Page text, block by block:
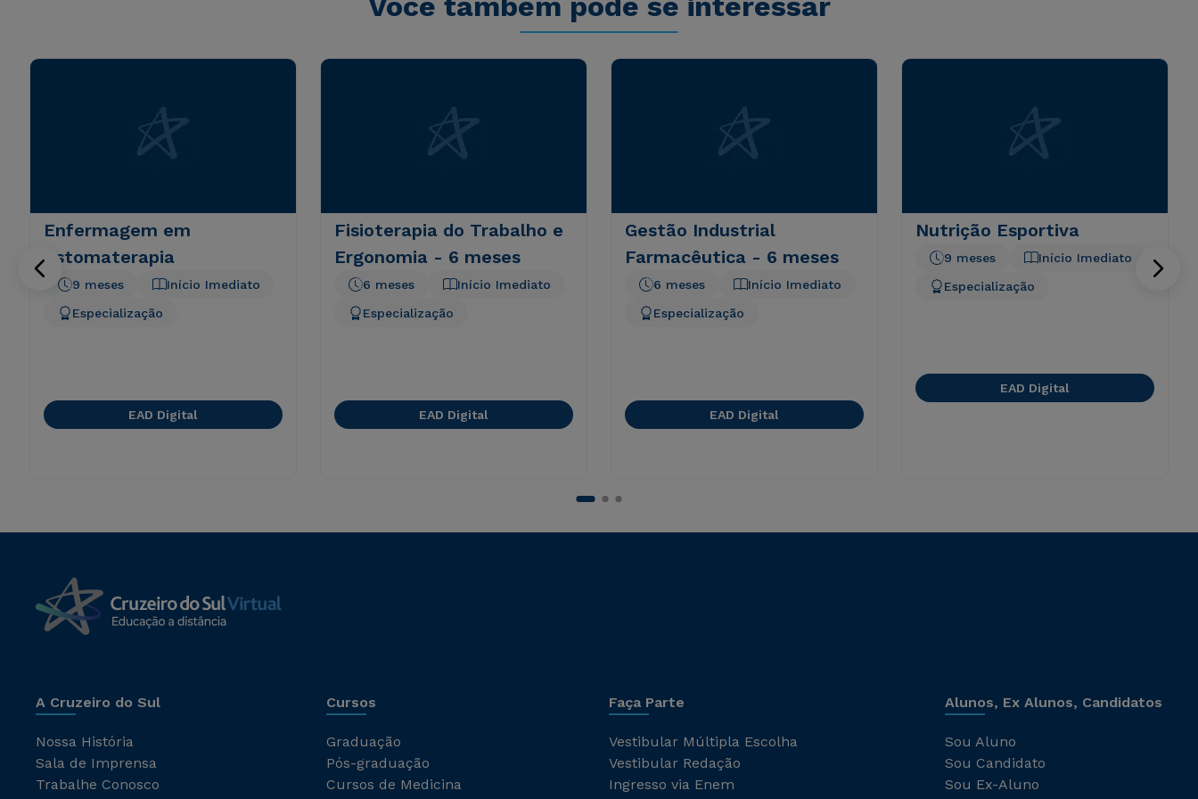
Enfermagem em
Estomaterapia
Início Imediato
9 meses
Especialização
EAD Digital
Fisioterapia do Trabalho e
Ergonomia - 6 meses
Início Imediato
6 meses
Especialização
EAD Digital
Gestão Industrial
Farmacêutica - 6 meses
Início Imediato
6 meses
Especialização
EAD Digital
Nutrição Esportiva
Início Imediato
9 meses
Especialização
EAD Digital
A Cruzeiro do Sul
Nossa História
Sala de Imprensa
Trabalhe Conosco
Cursos
Graduação
Pós-graduação
Cursos de Medicina
Faça Parte
Vestibular Múltipla Escolha
Vestibular Redação
Ingresso via Enem
Alunos, Ex Alunos, Candidatos
Sou Aluno
Sou Candidato
Sou Ex-Aluno